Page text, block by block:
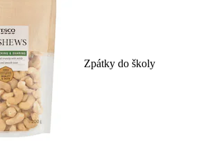
Zpátky do školy